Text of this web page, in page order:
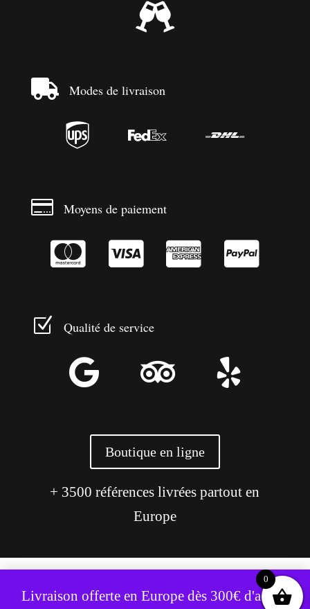
Livraison offerte en Europe dès 300€ d'achat,

 Modes de livraison
  
 Moyens de paiement
   
Z Qualité de service
  
Boutique en ligne
+ 3500 références livrées partout en
Europe
Ce site utilise des cookies pour améliorer votre expérience.
0